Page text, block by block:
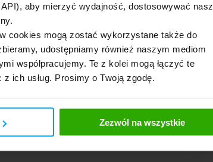
aby mierzyć wydajność, dostosowywać nasz
cookies mogą zostać wykorzystane także do
udostępniamy również naszym mediom
współpracujemy. Te z kolei mogą łączyć te
ich usług. Prosimy o Twoją zgodę.
Zezwól na wszystkie
25.04.2024
Trwały uszczerbek na zdrowiu –
jak ocenić?